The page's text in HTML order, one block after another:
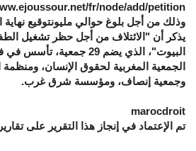
fr/node/add/petition
وذلك من أجل بلوغ حوالي مليونتوقيع نهاية
يذكر أن "الائتلاف من أجل حظر تشغيل
الجمعية المغربية لحقوق الإنسان، ومنظمة
وجمعية إنصاف، ومؤسسة شرق غرب.
marocdroit
تم الإعتماد في إنجاز هذا التقرير على